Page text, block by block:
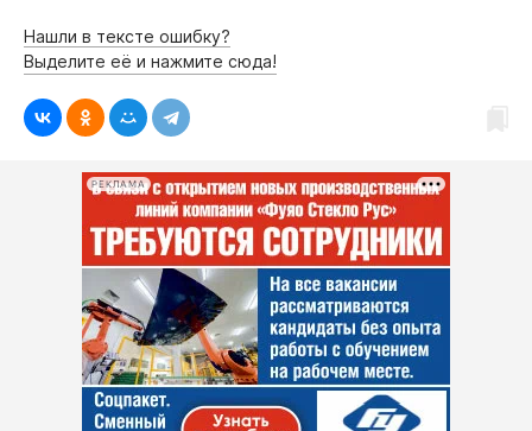
Нашли в тексте ошибку?
Выделите её и нажмите сюда!
РЕКЛАМА